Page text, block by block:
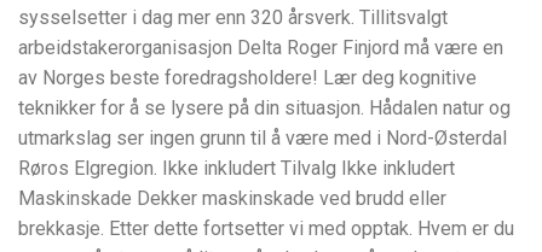
sysselsetter i dag mer enn 320 årsverk. Tillitsvalgt
arbeidstakerorganisasjon Delta Roger Finjord må være en
av Norges beste foredragsholdere! Lær deg kognitive
teknikker for å se lysere på din situasjon. Hådalen natur og
utmarkslag ser ingen grunn til å være med i Nord-Østerdal
Røros Elgregion. Ikke inkludert Tilvalg Ikke inkludert
Maskinskade Dekker maskinskade ved brudd eller
brekkasje. Etter dette fortsetter vi med opptak. Hvem er du